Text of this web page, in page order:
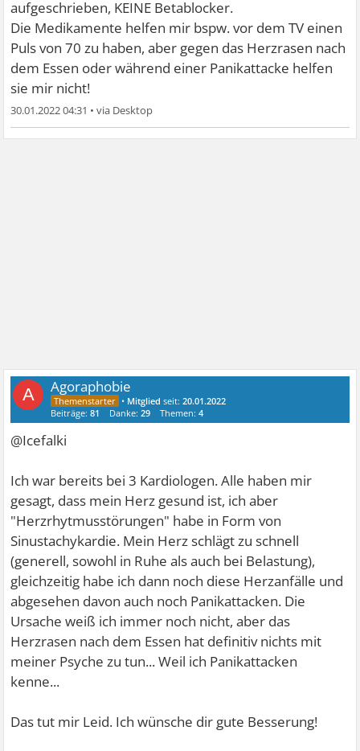
aufgeschrieben, KEINE Betablocker.
Die Medikamente helfen mir bspw. vor dem TV einen
Puls von 70 zu haben, aber gegen das Herzrasen nach
dem Essen oder während einer Panikattacke helfen
sie mir nicht!
30.01.2022 04:31 •
A Agoraphobie
• Mitglied seit:20.01.2022
Beiträge:81 Danke:29 Themen:4
@Icefalki
Ich war bereits bei 3 Kardiologen. Alle haben mir
gesagt, dass mein Herz gesund ist, ich aber
"Herzrhytmusstörungen" habe in Form von
Sinustachykardie. Mein Herz schlägt zu schnell
(generell, sowohl in Ruhe als auch bei Belastung),
gleichzeitig habe ich dann noch diese Herzanfälle und
abgesehen davon auch noch Panikattacken. Die
Ursache weiß ich immer noch nicht, aber das
Herzrasen nach dem Essen hat definitiv nichts mit
meiner Psyche zu tun... Weil ich Panikattacken
kenne...
Das tut mir Leid. Ich wünsche dir gute Besserung!